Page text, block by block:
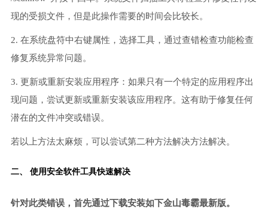
现的受损文件，但是此操作需要的时间会比较长。
2. 在系统盘符中右键属性，选择工具，通过查错检查功能检查
修复系统异常问题。
3. 更新或重新安装应用程序：如果只有一个特定的应用程序出
现问题，尝试更新或重新安装该应用程序。这有助于修复任何
潜在的文件冲突或错误。
若以上方法太麻烦，可以尝试第二种方法解决方法解决。
二、 使用安全软件工具快速解决
针对此类错误，首先通过下载安装如下金山毒霸最新版。